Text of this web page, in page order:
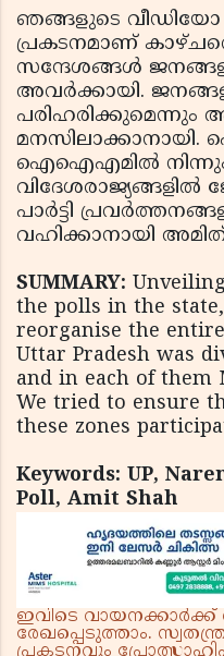
ഞങ്ങളുടെ വീഡിയോ
പ്രകടനമാണ്
സന്ദേശങ്ങള്‍
അവര്‍ക്കായി.
ഐഐഎമില്‍ നിന്നും
വിദേശരാജ്യങ്ങളില്‍
പാര്‍ട്ടി
വഹിക്കാനായി
SUMMARY:
the polls in the
reorganise the
Uttar Pradesh was
and in each of them
We tried to ensure
these zones
Keywords: UP,
Poll, Amit Shah
ഇവിടെ വായനക്കാർക്ക്
രേഖപ്പെടുത്താം.
പ്രകടനവും